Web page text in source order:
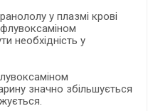
у плазмі крові
необхідність у
значно збільшується